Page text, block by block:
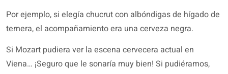
Por ejemplo, si elegía chucrut con albóndigas de hígado de
ternera, el acompañamiento era una cerveza negra.
Si Mozart pudiera ver la escena cervecera actual en
Viena… ¡Seguro que le sonaría muy bien! Si pudiéramos,